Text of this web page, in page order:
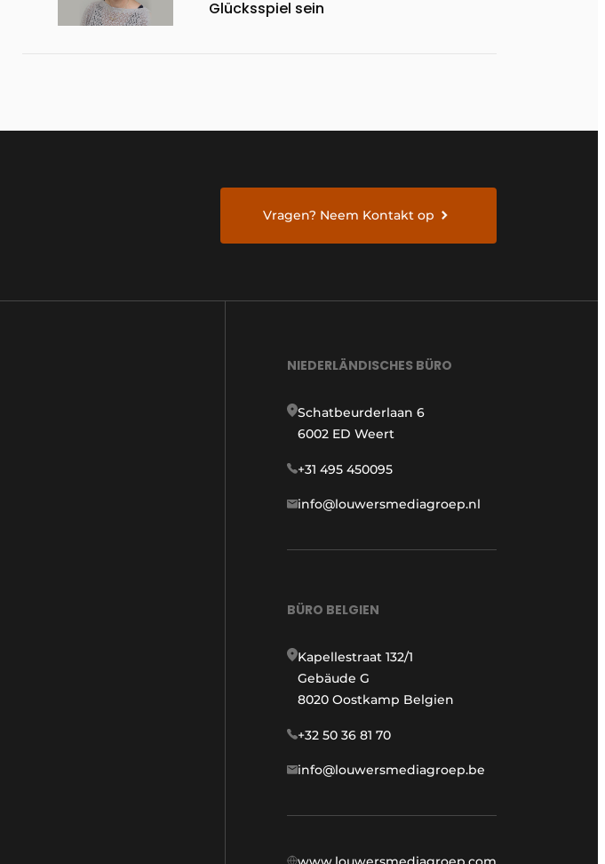
Glücksspiel sein
Vragen? Neem Kontakt op
NIEDERLÄNDISCHES BÜRO
Schatbeurderlaan 6
6002 ED Weert
+31 495 450095
info@louwersmediagroep.nl
BÜRO BELGIEN
Kapellestraat 132/1
Gebäude G
8020 Oostkamp Belgien
+32 50 36 81 70
info@louwersmediagroep.be